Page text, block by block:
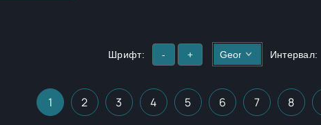
Шрифт: - + Интервал:
1 2 3 4 5 6 7 8